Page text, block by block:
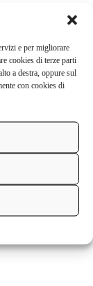
e per migliorare
cookies di terze parti
a destra, oppure sul
con cookies di